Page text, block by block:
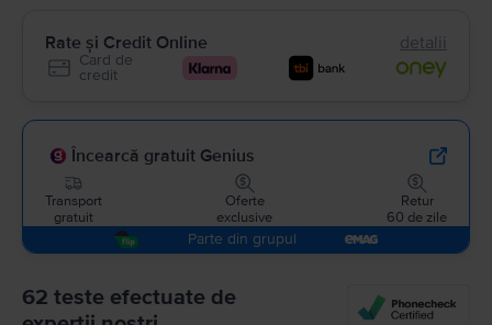
Rate și Credit Online detalii
Card de
credit
Încearcă gratuit Genius
Transport
gratuit
Oferte
exclusive
Retur
60 de zile
Parte din grupul
62 teste efectuate de